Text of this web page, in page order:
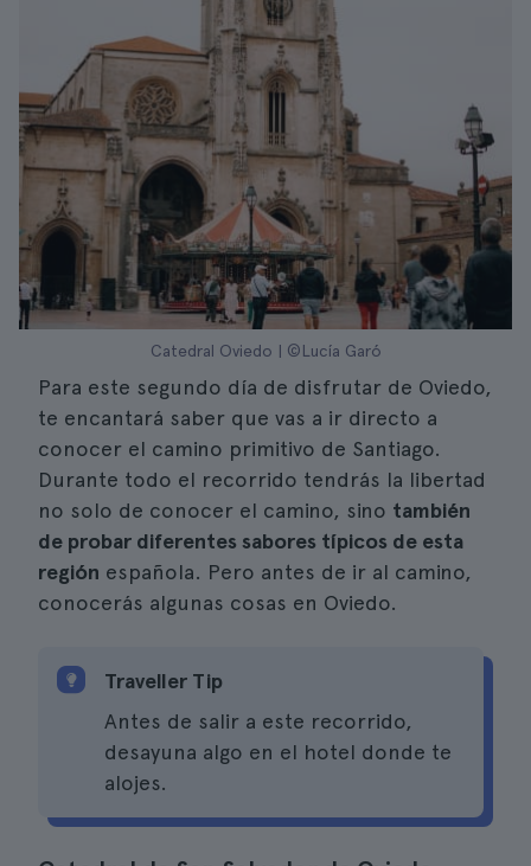
Catedral Oviedo | ©Lucía Garó
Para este segundo día de disfrutar de Oviedo,
te encantará saber que vas a ir directo a
conocer el camino primitivo de Santiago.
Durante todo el recorrido tendrás la libertad
no solo de conocer el camino, sino también
de probar diferentes sabores típicos de esta
región española. Pero antes de ir al camino,
conocerás algunas cosas en Oviedo.
Traveller Tip
Antes de salir a este recorrido,
desayuna algo en el hotel donde te
alojes.